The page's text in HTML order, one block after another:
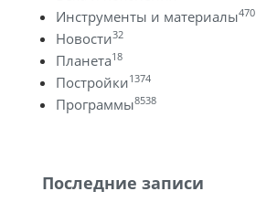
Инструменты и материалы470
Новости32
Планета18
Постройки1374
Программы8538
Последние записи